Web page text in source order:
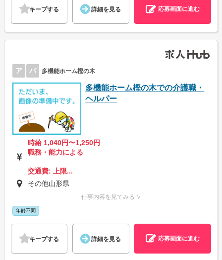
キープする 詳細を見る 応募画面に進む
ア パ 多機能ホーム樫の木
多機能ホーム樫の木での介護職・
ヘルパー
時給 1,040円〜1,250円
職務・能力による
交通費: 上限...
その他山形県
仕事内容を見てみる ∨
年齢不問
キープする 詳細を見る 応募画面に進む